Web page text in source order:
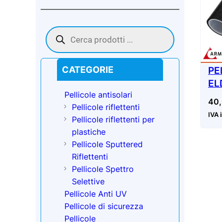
Products
search
CATEGORIE
Pellicole antisolari
Pellicole riflettenti
Pellicole riflettenti per
plastiche
Pellicole Sputtered
Riflettenti
Pellicole Spettro
Selettive
Pellicole Anti UV
Pellicole di sicurezza
Pellicole
IVA